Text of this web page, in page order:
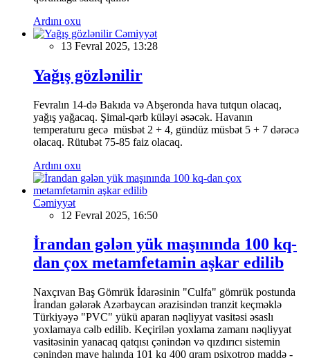
Ardını oxu
Cəmiyyət
13 Fevral 2025, 13:28
Yağış gözlənilir
Fevralın 14-də Bakıda və Abşeronda hava tutqun olacaq,
yağış yağacaq. Şimal-qərb küləyi əsəcək. Havanın
temperaturu gecə müsbət 2 + 4, gündüz müsbət 5 + 7 dərəcə
olacaq. Rütubət 75-85 faiz olacaq.
Ardını oxu
Cəmiyyət
12 Fevral 2025, 16:50
İrandan gələn yük maşınında 100 kq-
dan çox metamfetamin aşkar edilib
Naxçıvan Baş Gömrük İdarəsinin "Culfa" gömrük postunda
İrandan gələrək Azərbaycan ərazisindən tranzit keçməklə
Türkiyəyə "PVC" yükü aparan nəqliyyat vasitəsi əsaslı
yoxlamaya cəlb edilib. Keçirilən yoxlama zamanı nəqliyyat
vasitəsinin yanacaq qatqısı çənindən və qızdırıcı sistemin
çənindən maye halında 101 kq 400 qram psixotrop maddə -